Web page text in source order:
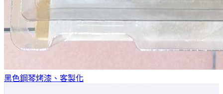
黑色鋼琴烤漆、客製化